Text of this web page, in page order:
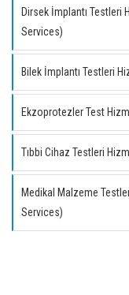
Dirsek İmplantı
Services)
Bilek İmplantı Testleri
Ekzoprotezler Test
Tıbbi Cihaz Testleri
Medikal Malzeme
Services)